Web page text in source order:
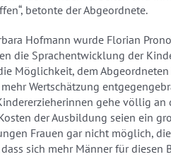
betonte der Abgeordnete.
Hofmann wurde Florian
die Sprachentwicklung der
Möglichkeit, dem
Wertschätzung
gehe völlig an
der Ausbildung seien ein
Frauen gar nicht möglich,
sich mehr Männer für diesen